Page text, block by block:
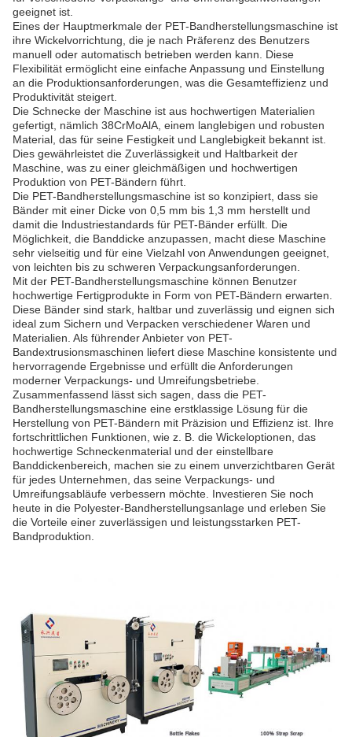
geeignet ist.
Eines der Hauptmerkmale der PET-Bandherstellungsmaschine ist
ihre Wickelvorrichtung, die je nach Präferenz des Benutzers
manuell oder automatisch betrieben werden kann. Diese
Flexibilität ermöglicht eine einfache Anpassung und Einstellung
an die Produktionsanforderungen, was die Gesamteffizienz und
Produktivität steigert.
Die Schnecke der Maschine ist aus hochwertigen Materialien
gefertigt, nämlich 38CrMoAlA, einem langlebigen und robusten
Material, das für seine Festigkeit und Langlebigkeit bekannt ist.
Dies gewährleistet die Zuverlässigkeit und Haltbarkeit der
Maschine, was zu einer gleichmäßigen und hochwertigen
Produktion von PET-Bändern führt.
Die PET-Bandherstellungsmaschine ist so konzipiert, dass sie
Bänder mit einer Dicke von 0,5 mm bis 1,3 mm herstellt und
damit die Industriestandards für PET-Bänder erfüllt. Die
Möglichkeit, die Banddicke anzupassen, macht diese Maschine
sehr vielseitig und für eine Vielzahl von Anwendungen geeignet,
von leichten bis zu schweren Verpackungsanforderungen.
Mit der PET-Bandherstellungsmaschine können Benutzer
hochwertige Fertigprodukte in Form von PET-Bändern erwarten.
Diese Bänder sind stark, haltbar und zuverlässig und eignen sich
ideal zum Sichern und Verpacken verschiedener Waren und
Materialien. Als führender Anbieter von PET-
Bandextrusionsmaschinen liefert diese Maschine konsistente und
hervorragende Ergebnisse und erfüllt die Anforderungen
moderner Verpackungs- und Umreifungsbetriebe.
Zusammenfassend lässt sich sagen, dass die PET-
Bandherstellungsmaschine eine erstklassige Lösung für die
Herstellung von PET-Bändern mit Präzision und Effizienz ist. Ihre
fortschrittlichen Funktionen, wie z. B. die Wickeloptionen, das
hochwertige Schneckenmaterial und der einstellbare
Banddickenbereich, machen sie zu einem unverzichtbaren Gerät
für jedes Unternehmen, das seine Verpackungs- und
Umreifungsabläufe verbessern möchte. Investieren Sie noch
heute in die Polyester-Bandherstellungsanlage und erleben Sie
die Vorteile einer zuverlässigen und leistungsstarken PET-
Bandproduktion.